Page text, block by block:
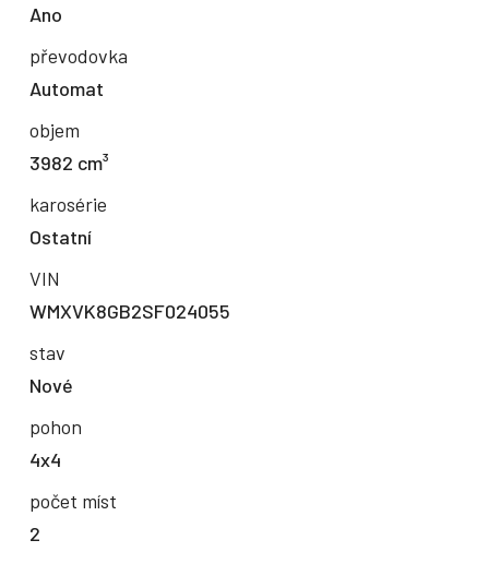
Ano
převodovka
Automat
objem
3982 cm³
karosérie
Ostatní
VIN
WMXVK8GB2SF024055
stav
Nové
pohon
4x4
počet míst
2